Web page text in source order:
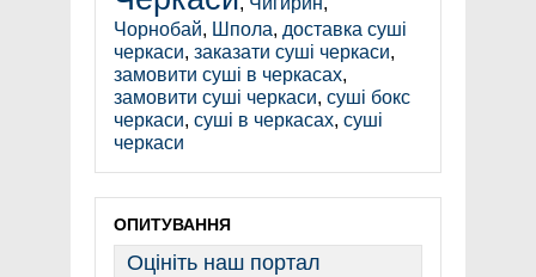
Чорнобай, Шпола, доставка суші
черкаси, заказати суші черкаси,
замовити суші в черкасах,
замовити суші черкаси, суші бокс
черкаси, суші в черкасах, суші
черкаси
ОПИТУВАННЯ
Оцініть наш портал